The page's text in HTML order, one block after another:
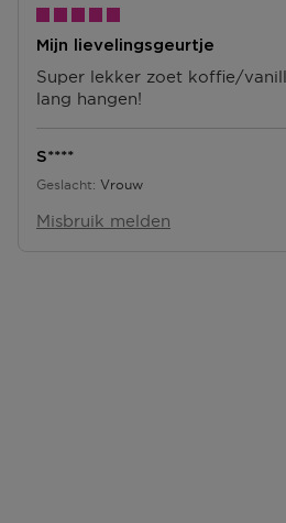
Mijn lievelingsgeurtje
Super lekker zoet koffie/
lang hangen!
S****
Geslacht Vrouw
Misbruik melden